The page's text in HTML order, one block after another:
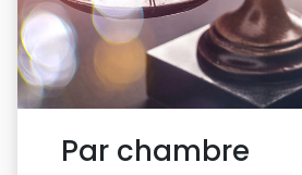
Par chambre